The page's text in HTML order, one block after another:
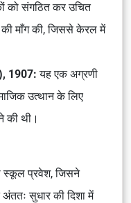
को संगठित कर उचित
की माँग की, जिससे केरल में
1907: यह एक अग्रणी
उत्थान के लिए
की थी।
स्कूल प्रवेश, जिसने
अंततः सुधार की दिशा में